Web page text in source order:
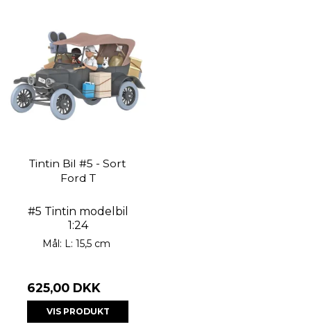
Tintin Bil #5 - Sort
Ford T
#5 Tintin modelbil
1:24
Mål: L: 15,5 cm
625,00 DKK
VIS PRODUKT